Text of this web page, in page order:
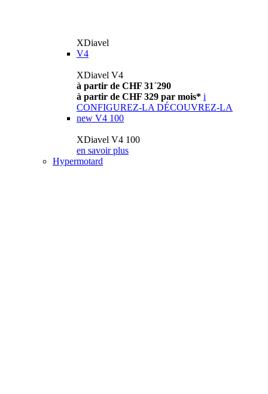
XDiavel
V4
XDiavel V4
à partir de CHF 31´290
à partir de CHF 329 par mois* i
CONFIGUREZ-LA DÉCOUVREZ-LA
new V4 100
XDiavel V4 100
en savoir plus
Hypermotard